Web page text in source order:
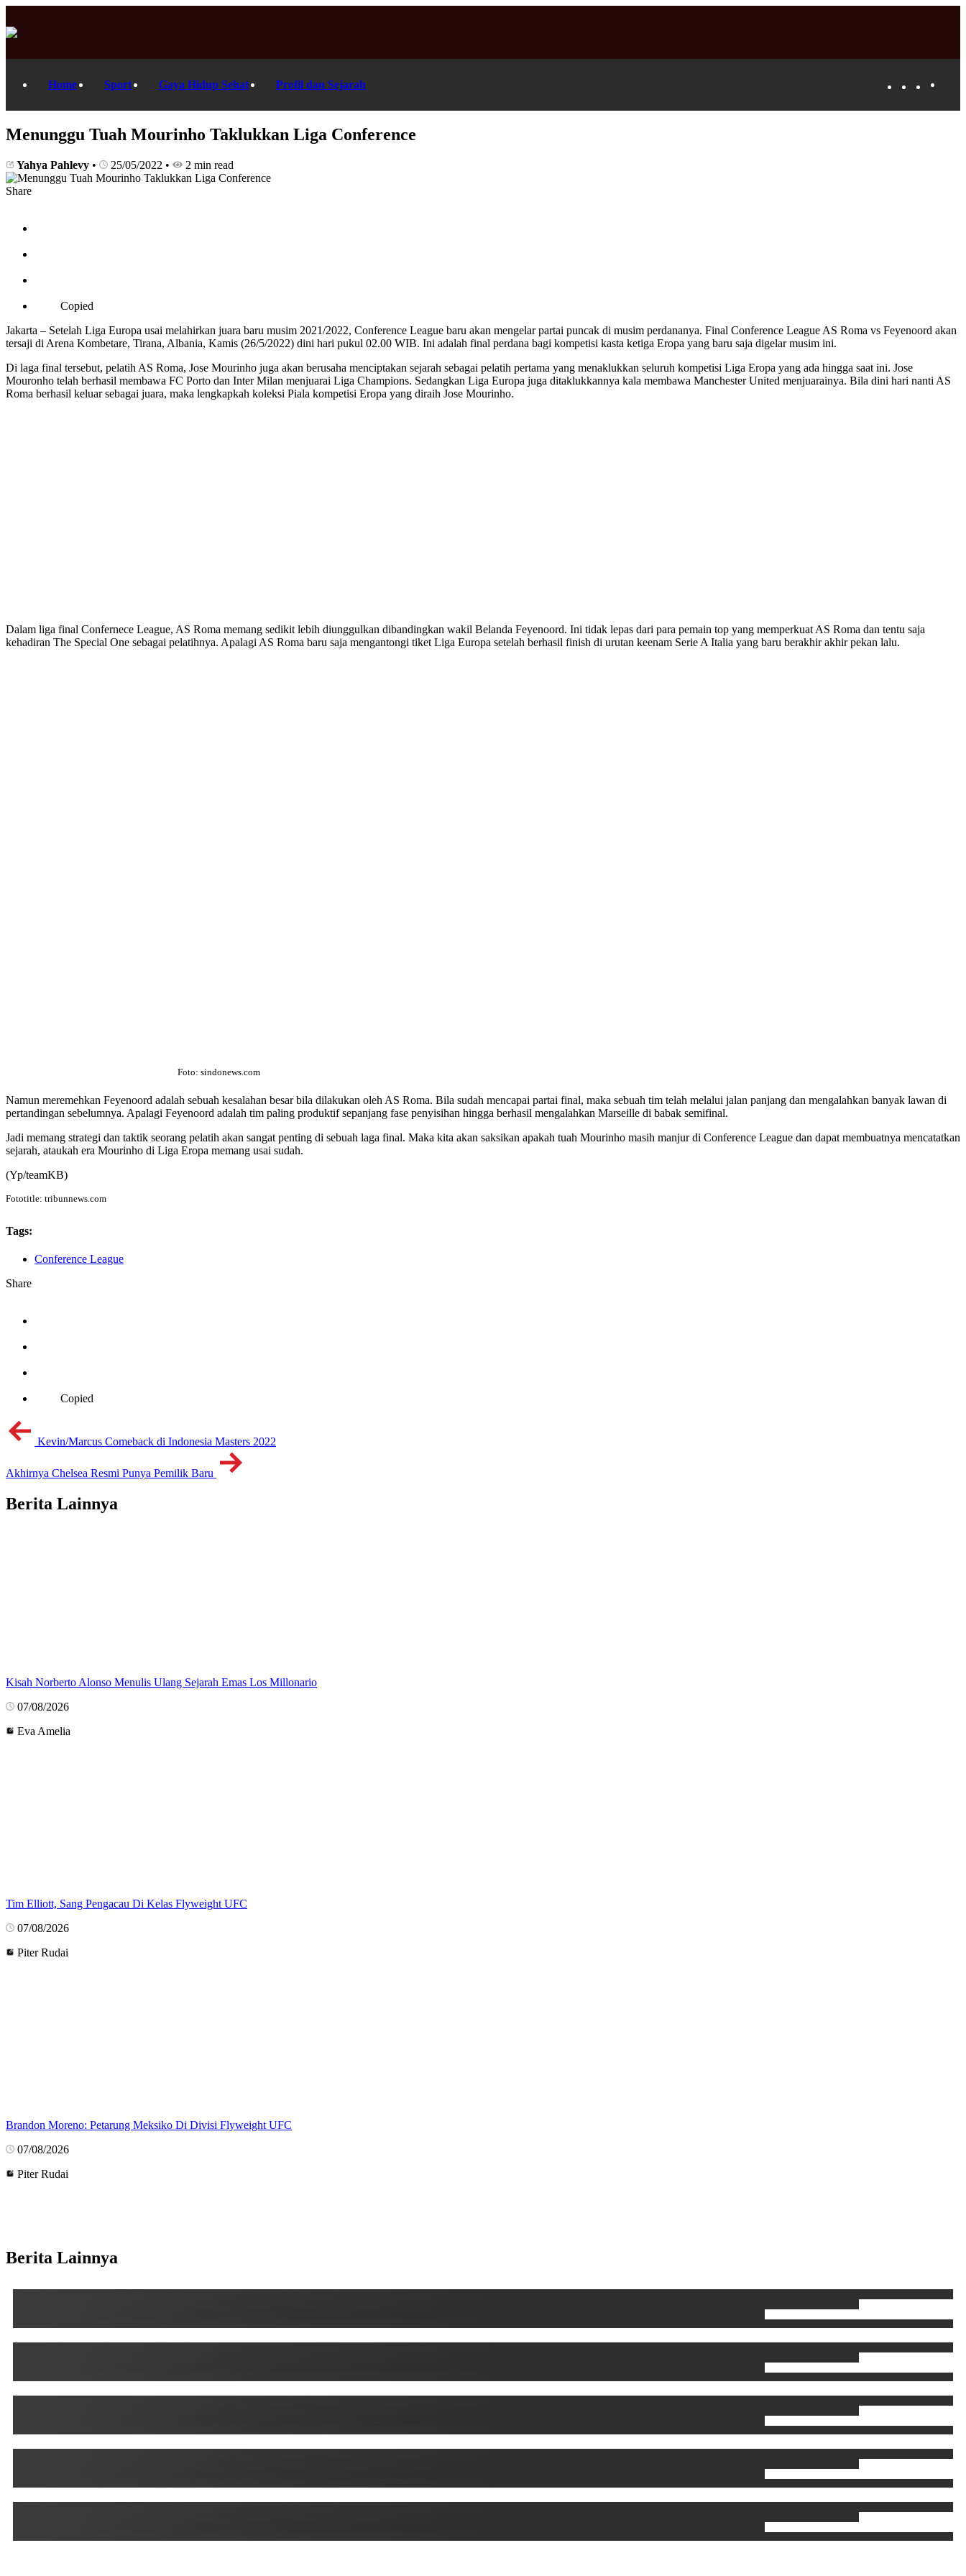
Home Sport Gaya Hidup Sehat Profil dan Sejarah
Menunggu Tuah Mourinho Taklukkan Liga Conference
Yahya Pahlevy • 25/05/2022 • 2 min read
Share
Copied
Jakarta – Setelah Liga Europa usai melahirkan juara baru musim 2021/2022, Conference League baru akan mengelar partai puncak di musim perdananya. Final Conference League AS Roma vs Feyenoord akan
tersaji di Arena Kombetare, Tirana, Albania, Kamis (26/5/2022) dini hari pukul 02.00 WIB. Ini adalah final perdana bagi kompetisi kasta ketiga Eropa yang baru saja digelar musim ini.
Di laga final tersebut, pelatih AS Roma, Jose Mourinho juga akan berusaha menciptakan sejarah sebagai pelatih pertama yang menaklukkan seluruh kompetisi Liga Eropa yang ada hingga saat ini. Jose
Mouronho telah berhasil membawa FC Porto dan Inter Milan menjuarai Liga Champions. Sedangkan Liga Europa juga ditaklukkannya kala membawa Manchester United menjuarainya. Bila dini hari nanti AS
Roma berhasil keluar sebagai juara, maka lengkapkah koleksi Piala kompetisi Eropa yang diraih Jose Mourinho.
Dalam liga final Confernece League, AS Roma memang sedikit lebih diunggulkan dibandingkan wakil Belanda Feyenoord. Ini tidak lepas dari para pemain top yang memperkuat AS Roma dan tentu saja
kehadiran The Special One sebagai pelatihnya. Apalagi AS Roma baru saja mengantongi tiket Liga Europa setelah berhasil finish di urutan keenam Serie A Italia yang baru berakhir akhir pekan lalu.
Foto: sindonews.com
Namun meremehkan Feyenoord adalah sebuah kesalahan besar bila dilakukan oleh AS Roma. Bila sudah mencapai partai final, maka sebuah tim telah melalui jalan panjang dan mengalahkan banyak lawan di
pertandingan sebelumnya. Apalagi Feyenoord adalah tim paling produktif sepanjang fase penyisihan hingga berhasil mengalahkan Marseille di babak semifinal.
Jadi memang strategi dan taktik seorang pelatih akan sangat penting di sebuah laga final. Maka kita akan saksikan apakah tuah Mourinho masih manjur di Conference League dan dapat membuatnya mencatatkan
sejarah, ataukah era Mourinho di Liga Eropa memang usai sudah.
(Yp/teamKB)
Fototitle: tribunnews.com
Tags:
Conference League
Share
Copied
Kevin/Marcus Comeback di Indonesia Masters 2022
Akhirnya Chelsea Resmi Punya Pemilik Baru
Berita Lainnya
Kisah Norberto Alonso Menulis Ulang Sejarah Emas Los Millonario
07/08/2026
Eva Amelia
Tim Elliott, Sang Pengacau Di Kelas Flyweight UFC
07/08/2026
Piter Rudai
Brandon Moreno: Petarung Meksiko Di Divisi Flyweight UFC
07/08/2026
Piter Rudai
Berita Lainnya